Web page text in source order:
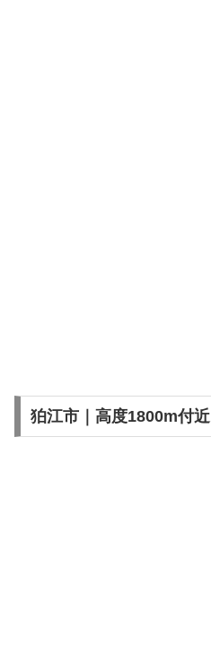
狛江市｜高度1800m付近